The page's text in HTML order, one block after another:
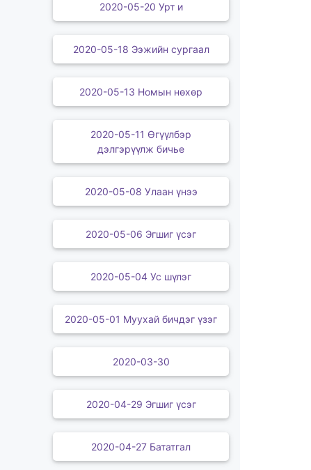
2020-05-20 Урт и
2020-05-18 Ээжийн сургаал
2020-05-13 Номын нөхөр
2020-05-11 Өгүүлбэр
дэлгэрүүлж бичье
2020-05-08 Улаан үнээ
2020-05-06 Эгшиг үсэг
2020-05-04 Ус шүлэг
2020-05-01 Муухай бичдэг үзэг
2020-03-30
2020-04-29 Эгшиг үсэг
2020-04-27 Бататгал